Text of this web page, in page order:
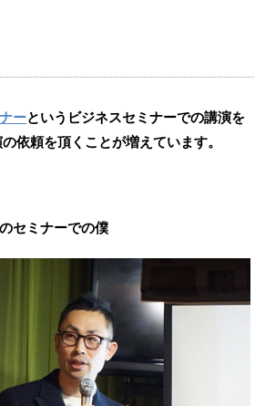
ーというビジネスセミナーでの講演を
依頼を頂くことが増えています。
セミナーでの僕